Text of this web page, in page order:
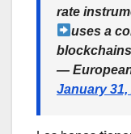
rate
uses a
blockchains
—
January 31,